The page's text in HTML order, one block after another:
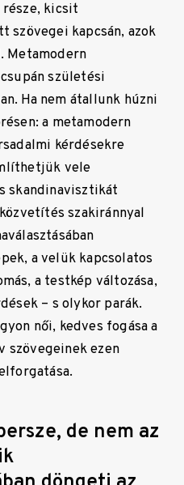
kicsit
szövegei kapcsán, azok
Metamodern
születési
Ha nem átallunk húzni
a metamodern
kérdésekre
vele
skandinavisztikát
szakiránnyal
a velük kapcsolatos
a testkép változása,
– s olykor parák.
női, kedves fogása a
szövegeinek ezen
de nem az